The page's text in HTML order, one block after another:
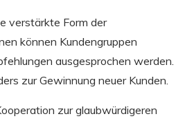
verstärkte Form der
können Kundengruppen
ausgesprochen werden.
zur Gewinnung neuer Kunden.
zur glaubwürdigeren